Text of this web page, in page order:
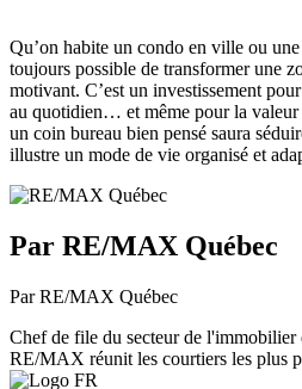
Qu’on habite un condo en ville ou
toujours possible de transformer une
motivant. C’est un investissement
au quotidien… et même pour la
un coin bureau bien pensé saura
illustre un mode de vie organisé et
Par RE/MAX Québec
Par RE/MAX Québec
Chef de file du secteur de l'immobilier
RE/MAX réunit les courtiers les plus